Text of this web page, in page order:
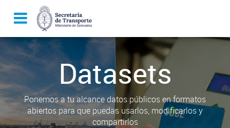
Datasets
Ponemos a tu alcance datos públicos en formatos
abiertos para que puedas usarlos, modificarlos y
compartirlos